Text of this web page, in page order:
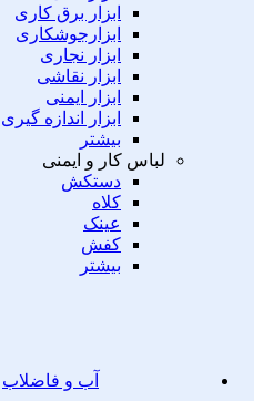
ابزار برق کاری
ابزارجوشکاری
ابزار نجاری
ابزار نقاشی
ابزار ایمنی
ابزار اندازه گیری
بیشتر
لباس کار و ایمنی
دستکش
کلاه
عینک
کفش
بیشتر
آب و فاضلاب